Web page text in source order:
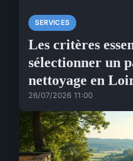
SERVICES
Les critères
sélectionner un
nettoyage en
26/07/2026 11:00